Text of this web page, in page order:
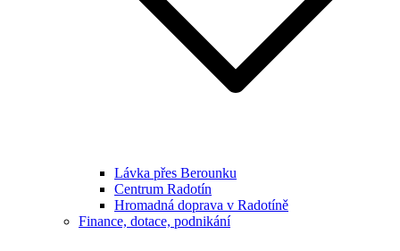
Lávka přes Berounku
Centrum Radotín
Hromadná doprava v Radotíně
Finance, dotace, podnikání